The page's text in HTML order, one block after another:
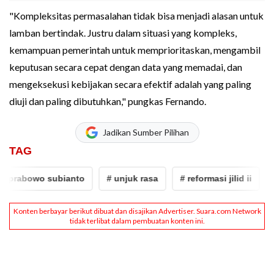
"Kompleksitas permasalahan tidak bisa menjadi alasan untuk
lamban bertindak. Justru dalam situasi yang kompleks,
kemampuan pemerintah untuk memprioritaskan, mengambil
keputusan secara cepat dengan data yang memadai, dan
mengeksekusi kebijakan secara efektif adalah yang paling
diuji dan paling dibutuhkan," pungkas Fernando.
Jadikan Sumber Pilihan
TAG
subianto # unjuk rasa # reformasi jilid ii